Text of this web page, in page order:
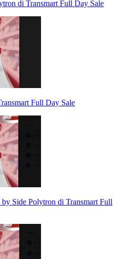
di Transmart Full Day Sale
Full Day Sale
Side Polytron di Transmart Full